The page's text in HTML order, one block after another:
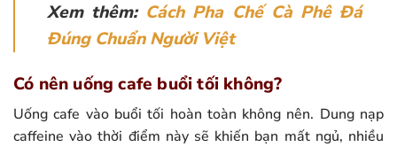
Xem thêm: Cách Pha Chế Cà Phê Đá
Đúng Chuẩn Người Việt
Có nên uống cafe buổi tối không?
Uống cafe vào buổi tối hoàn toàn không nên. Dung nạp
caffeine vào thời điểm này sẽ khiến bạn mất ngủ, nhiều